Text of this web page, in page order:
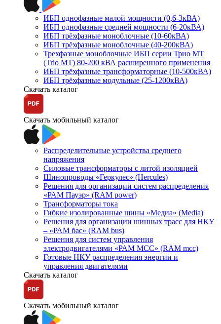
ИБП однофазные малой мощности (0,6-3кВА)
ИБП однофазные средней мощности (6-20кВА)
ИБП трёхфазные моноблочные (10-60кВА)
ИБП трёхфазные моноблочные (40-200кВА)
Трехфазные моноблочные ИБП серии Трио МТ
(Trio MT) 80-200 кВА расширенного применения
ИБП трёхфазные трансформаторные (10-500кВА)
ИБП трёхфазные модульные (25-1200кВА)
Скачать каталог
Скачать мобильный каталог
Распределительные устройства среднего
напряжения
Силовые трансформаторы с литой изоляцией
Шинопроводы «Геркулес» (Hercules)
Решения для организации систем распределения
«РАМ Пауэр» (RAM power)
Трансформаторы тока
Гибкие изолированные шины «Медиа» (Media)
Решения для организации шинных трасс для НКУ
– «РАМ бас» (RAM bus)
Решения для систем управления
электродвигателями «РАМ МСС» (RAM mcc)
Готовые НКУ распределения энергии и
управления двигателями
Скачать каталог
Скачать мобильный каталог